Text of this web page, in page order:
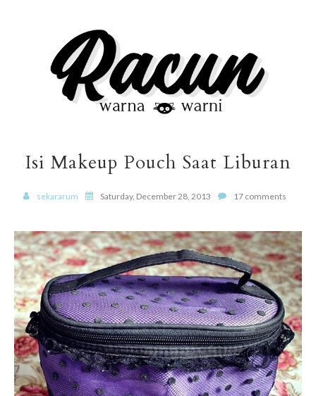
Isi Makeup Pouch Saat Liburan
sekararum Saturday, December 28, 2013 17 comments